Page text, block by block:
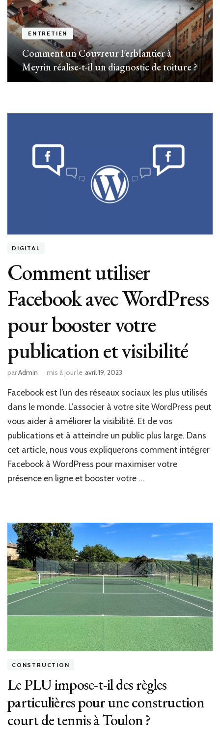
ENTRETIEN
Comment un Couvreur Ferblantier à
Meyrin réalise-t-il un diagnostic de toiture ?
DIGITAL
Comment utiliser
Facebook avec WordPress
pour booster votre
publication et visibilité
parAdmin mis à jour le avril 19, 2023
Facebook est l’un des réseaux sociaux les plus utilisés
dans le monde. L’associer à votre site WordPress peut
vous aider à améliorer la visibilité. Et de vos
publications et à atteindre un public plus large. Dans
cet article, nous vous expliquerons comment intégrer
Facebook à WordPress pour maximiser votre
présence en ligne et booster votre …
CONSTRUCTION
Le PLU impose-t-il des règles
particulières pour une construction
court de tennis à Toulon ?